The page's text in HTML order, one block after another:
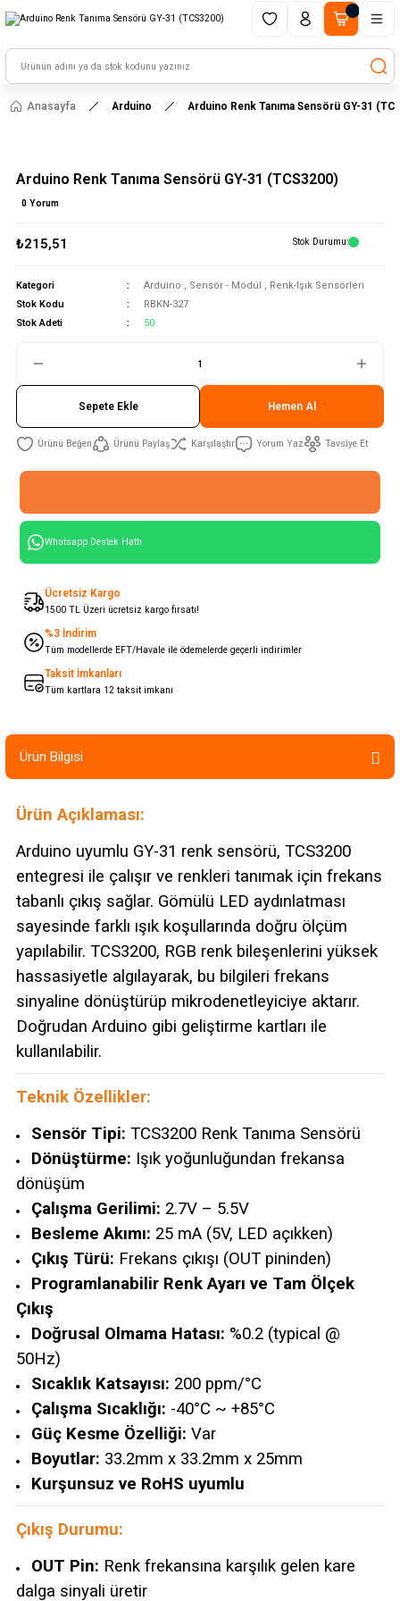
HAYAL ET - TASARLA - ÇALIŞTIR
Anasayfa Arduino Arduino Renk Tanıma Sensörü GY-31
Arduino Renk Tanıma Sensörü GY-31 (TCS3200)
0 Yorum
₺215,51 Stok Durumu
Kategori Arduino , Sensör - Modül , Renk-Işık Sensörleri
Stok Kodu
RBKN-327
Stok Adeti
50
Sepete Ekle Hemen Al
Ürünü Paylaş Karşılaştır Yorum Yaz Tavsiye Et
Whatsapp Destek Hattı
Ücretsiz Kargo
1500 TL Üzeri ücretsiz kargo fırsatı!
%3 İndirim
Tüm modellerde EFT/Havale ile ödemelerde geçerli indirimler
Taksit İmkanları
Tüm kartlara 12 taksit imkanı
Ürün Bilgisi
Ürün Açıklaması:
Arduino uyumlu GY-31 renk sensörü, TCS3200
entegresi ile çalışır ve renkleri tanımak için frekans
tabanlı çıkış sağlar. Gömülü LED aydınlatması
sayesinde farklı ışık koşullarında doğru ölçüm
yapılabilir. TCS3200, RGB renk bileşenlerini yüksek
hassasiyetle algılayarak, bu bilgileri frekans
sinyaline dönüştürüp mikrodenetleyiciye aktarır.
Doğrudan Arduino gibi geliştirme kartları ile
kullanılabilir.
Teknik Özellikler:
Sensör Tipi: TCS3200 Renk Tanıma Sensörü
Dönüştürme: Işık yoğunluğundan frekansa
dönüşüm
Çalışma Gerilimi: 2.7V – 5.5V
Besleme Akımı: 25 mA (5V, LED açıkken)
Çıkış Türü: Frekans çıkışı (OUT pininden)
Programlanabilir Renk Ayarı ve Tam Ölçek
Çıkış
Doğrusal Olmama Hatası: %0.2 (typical @
50Hz)
Sıcaklık Katsayısı: 200 ppm/°C
Çalışma Sıcaklığı: -40°C ~ +85°C
Güç Kesme Özelliği: Var
Boyutlar: 33.2mm x 33.2mm x 25mm
Kurşunsuz ve RoHS uyumlu
Çıkış Durumu:
OUT Pin: Renk frekansına karşılık gelen kare
dalga sinyali üretir